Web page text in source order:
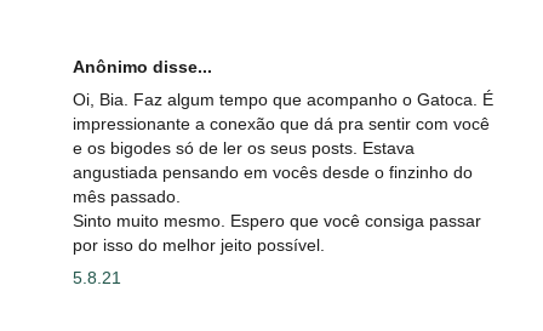
Anônimo disse...
Oi, Bia. Faz algum tempo que acompanho o Gatoca. É
impressionante a conexão que dá pra sentir com você
e os bigodes só de ler os seus posts. Estava
angustiada pensando em vocês desde o finzinho do
mês passado.
Sinto muito mesmo. Espero que você consiga passar
por isso do melhor jeito possível.
5.8.21